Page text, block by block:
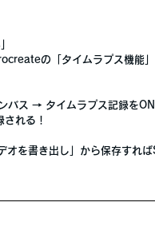
の 「タイムラプス機能」
バス → タイムラプス記録をON
される！
オを書き出し」から保存すれ